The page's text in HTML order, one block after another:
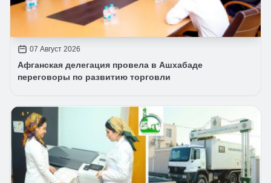
07 Август 2026
Афганская делегация провела в Ашхабаде
переговоры по развитию торговли